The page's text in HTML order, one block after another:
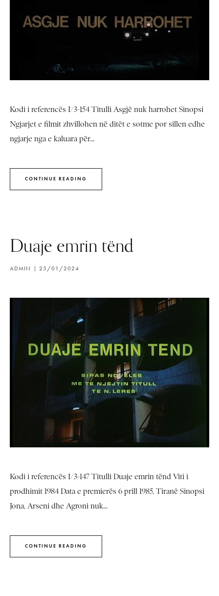
Kodi i referencës I/3-154 Titulli Asgjë nuk harrohet Sinopsi
Ngjarjet e filmit zhvillohen në ditët e sotme por sillen edhe
ngjarje nga e kaluara për...
CONTINUE READING
Duaje emrin tënd
ADMIN 25/01/2024
Kodi i referencës I/3-147 Titulli Duaje emrin tënd Viti i
prodhimit 1984 Data e premierës 6 prill 1985, Tiranë Sinopsi
Jona, Arseni dhe Agroni nuk...
CONTINUE READING